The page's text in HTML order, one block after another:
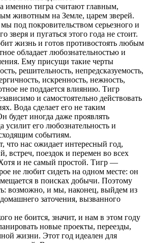
именно тигра считают главным,
животным на Земле, царем зверей.
под покровительством серьезного и
зверя и пугаться этого года не стоит.
жизнь и готов противостоять любым
обладает любознательностью и
Ему присущи такие черты
решительность, непредсказуемость,
искренность, нежность,
не поддается влиянию. Тигр
и самостоятельно действовать
Вода сделает его не таким
будет иногда даже проявлять
усилит его любознательность и
событиям.
что нас ожидает интересный год,
встреч, поездок и перемен во всех
и не самый простой. Тигр —
не любит сидеть на одном месте: он
в поисках добычи. Поэтому
возможно, и мы, наконец, выйдем из
заточения, вызванного
не боится, значит, и нам в этом году
новые проекты, переезды,
жизни. Этот год идеален для